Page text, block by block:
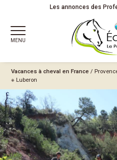
Les annonces des
MENU
Vacances à cheval en France /
※ Luberon